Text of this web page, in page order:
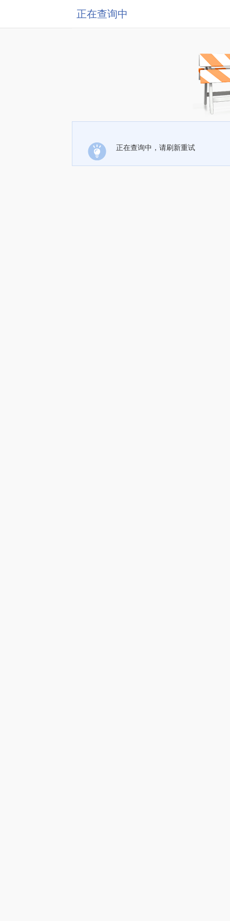
正在查询中
正在查询中，请刷新重试